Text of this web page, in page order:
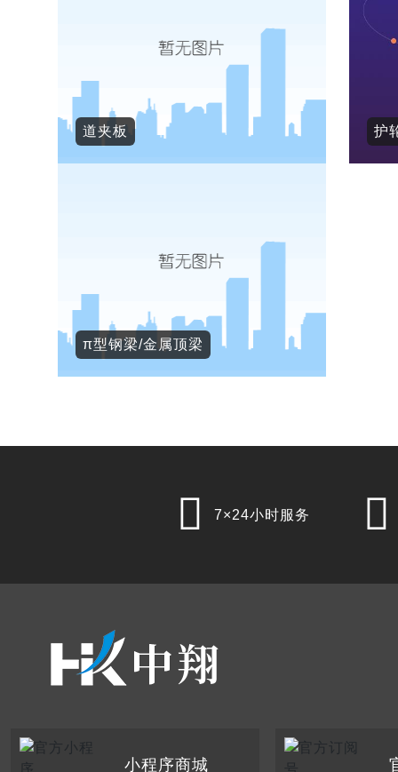
道夹板 护
π型钢梁/金属顶梁
 7×24小时服务 
小程序商城